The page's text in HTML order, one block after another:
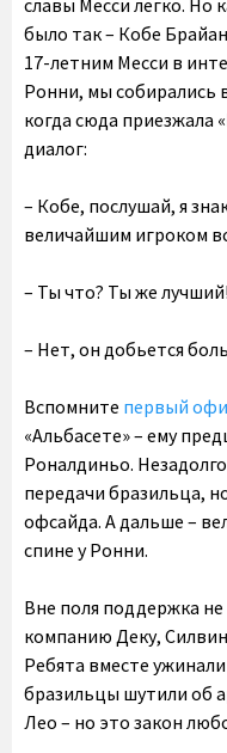
славы Месси легко. Но
было так – Кобе
17-летним Месси в
Ронни, мы собирались
когда сюда приезжала
диалог:
– Кобе, послушай, я
величайшим игроком
– Ты что? Ты же лучший!
– Нет, он добьется
Вспомните первый
«Альбасете» – ему
Роналдиньо.
передачи бразильца,
офсайда. А дальше –
спине у Ронни.
Вне поля поддержка
компанию Деку,
Ребята вместе
бразильцы шутили об
Лео – но это закон